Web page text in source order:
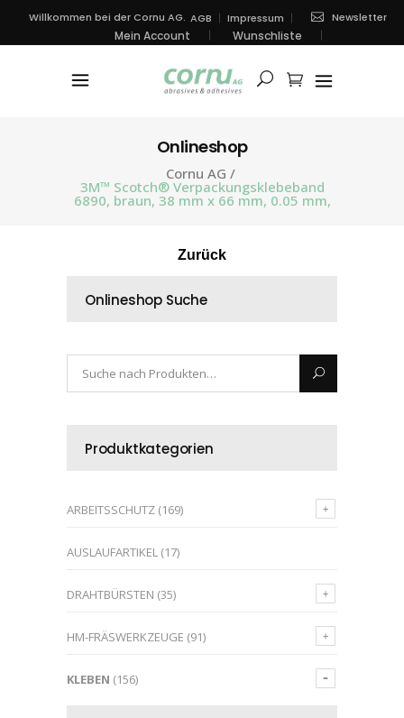
Willkommen bei der Cornu AG. AGB Impressum Newsletter
Mein Account Wunschliste
Onlineshop
Cornu AG /
3M™ Scotch® Verpackungsklebeband
6890, braun, 38 mm x 66 mm, 0.05 mm,
Zurück
Onlineshop Suche
Produktkategorien
ARBEITSSCHUTZ (169)
AUSLAUFARTIKEL (17)
DRAHTBÜRSTEN (35)
HM-FRÄSWERKZEUGE (91)
KLEBEN (156)